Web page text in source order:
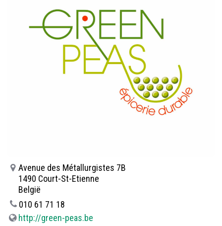
Avenue des Métallurgistes 7B
1490 Court-St-Etienne
België
010 61 71 18
http://green-peas.be